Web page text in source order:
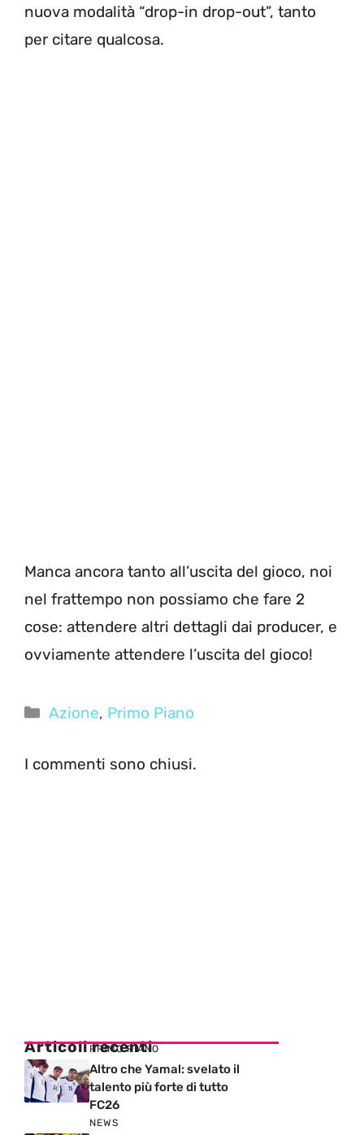
nuova modalità “drop-in drop-out”, tanto
per citare qualcosa.
Manca ancora tanto all’uscita del gioco, noi
nel frattempo non possiamo che fare 2
cose: attendere altri dettagli dai producer, e
ovviamente attendere l’uscita del gioco!
Categorie
Azione, Primo Piano
I commenti sono chiusi.
Articoli recenti
PRIMO PIANO
Altro che Yamal: svelato il
talento più forte di tutto
FC26
NEWS